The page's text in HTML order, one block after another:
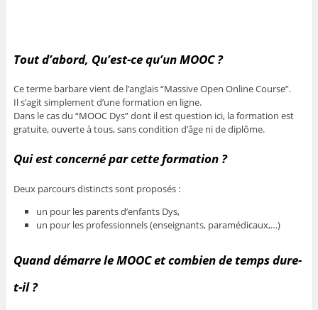
Tout d’abord, Qu’est-ce qu’un MOOC ?
Ce terme barbare vient de l’anglais“Massive Open Online Course”.
Il s’agit simplement d’une formation en ligne.
Dans le cas du “MOOC Dys” dont il est question ici, la formation est
gratuite, ouverte à tous, sans condition d’âge ni de diplôme.
Qui est concerné par cette formation ?
Deux parcours distincts sont proposés :
un pour les parents d’enfants Dys,
un pour les professionnels (enseignants, paramédicaux,…)
Quand démarre le MOOC et combien de temps dure-
t-il ?